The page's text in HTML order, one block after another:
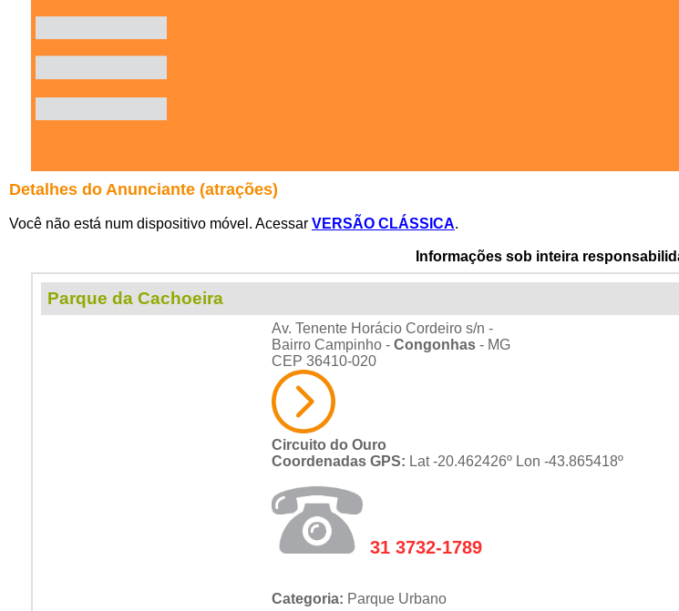
Detalhes do Anunciante (atrações)
Você não está num dispositivo móvel. Acessar VERSÃO CLÁSSICA.
Informações sob inteira
Parque da Cachoeira
Av. Tenente Horácio Cordeiro s/n -
Bairro Campinho - Congonhas - MG
CEP 36410-020
Circuito do Ouro
Coordenadas GPS: Lat -20.462426º Lon -43.865418º
31 3732-1789
Categoria: Parque Urbano